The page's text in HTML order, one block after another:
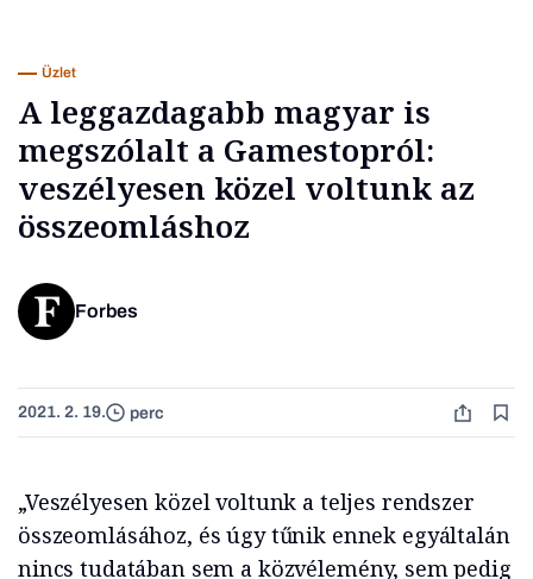
Üzlet
A leggazdagabb magyar is
megszólalt a Gamestopról:
veszélyesen közel voltunk az
összeomláshoz
Forbes
2021. 2. 19. perc
„Veszélyesen közel voltunk a teljes rendszer
összeomlásához, és úgy tűnik ennek egyáltalán
nincs tudatában sem a közvélemény, sem pedig